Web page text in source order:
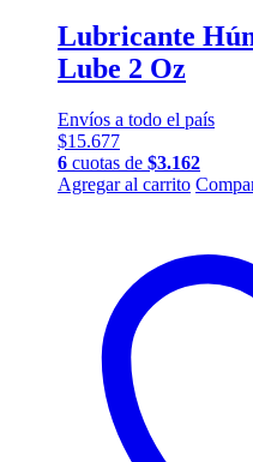
Lubricante
Lube 2 Oz
Envíos a todo el país
$15.677
6 cuotas de $3.162
Agregar al carrito